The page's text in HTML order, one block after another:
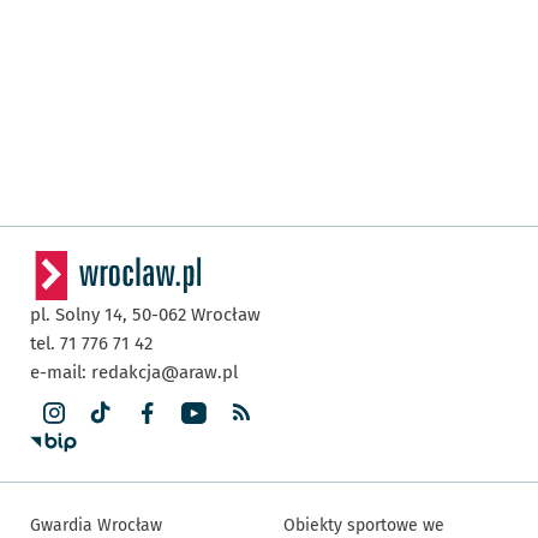
pl. Solny 14, 50-062 Wrocław
tel. 71 776 71 42
e-mail: redakcja@araw.pl
Gwardia Wrocław
Obiekty sportowe we